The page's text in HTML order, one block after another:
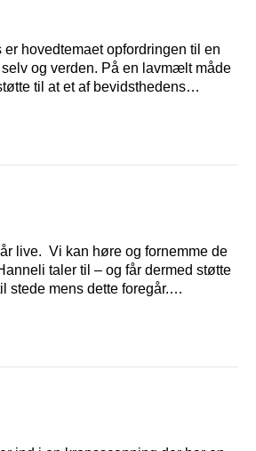
er hovedtemaet opfordringen til en
og verden. På en lavmælt måde
til at et af bevidsthedens…
live. Vi kan høre og fornemme de
taler til – og får dermed støtte
stede mens dette foregår.…